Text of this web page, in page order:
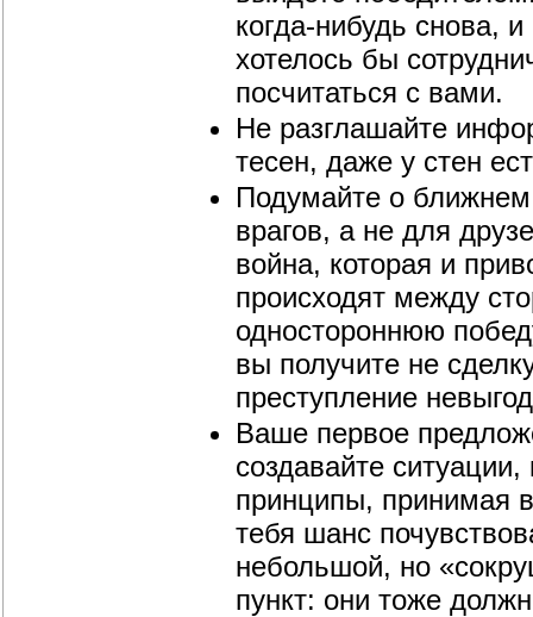
когда-нибудь снова,
хотелось бы
посчитаться с вами.
Не разглашайте
тесен, даже у стен
Подумайте о
врагов, а не для
война, которая и
происходят между
одностороннюю
вы получите не
преступление
Ваше первое
создавайте
принципы, принимая
тебя шанс
небольшой, но
пункт: они тоже